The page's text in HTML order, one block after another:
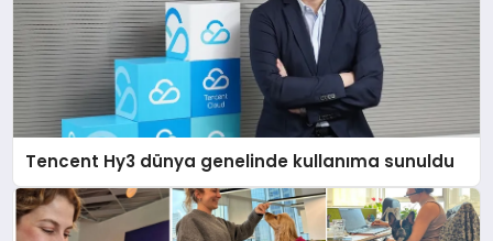
Tencent Hy3 dünya genelinde kullanıma sunuldu